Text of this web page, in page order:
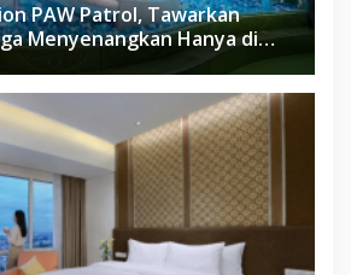
PAW Patrol, Tawarkan
Menyenangkan Hanya di